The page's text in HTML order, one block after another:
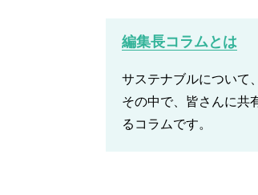
編集長コラムとは
サステナブルについて
その中で、皆さんに共
るコラムです。